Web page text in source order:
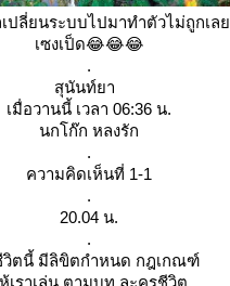
ปลี่ยนระบบไปมาทำตัวไม่ถูกเล
เซงเป็ด😂😂😂
.
สุนันท์ยา
เมื่อวานนี้ เวลา 06:36 น.
นกโก๊ก หลงรัก
.
ความคิดเห็นที่ 1-1
.
20.04 น.
.
วิตนี้ มีลิขิตกำหนด กฎเกณฑ์